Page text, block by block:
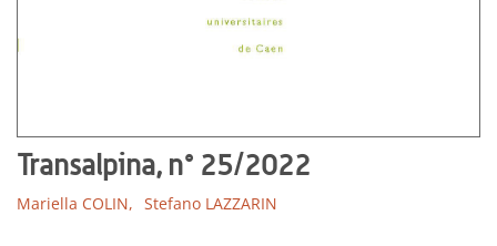
Transalpina, n° 25/2022
Mariella COLIN, Stefano LAZZARIN